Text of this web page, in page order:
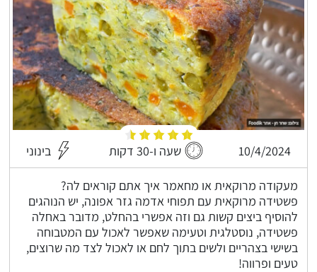
10/4/2024 שעה ו-30 דקות בינוני
מעקודה מרוקאית או מחאמר איך אתם קוראים לה?
פשטידה מרוקאית עם תפוחי אדמה גזר אפונה, יש הנוהגים
להוסיף ביצים קשות גם וזה אפשרי בהחלט, מדובר באחלה
פשטידה, נוסטלגית וטעימה שאפשר לאכול עם המטבוחה
בשישי בצהריים ולשים בתוך לחם או לאכול לצד מה שרוצים,
טעים ופרווה!